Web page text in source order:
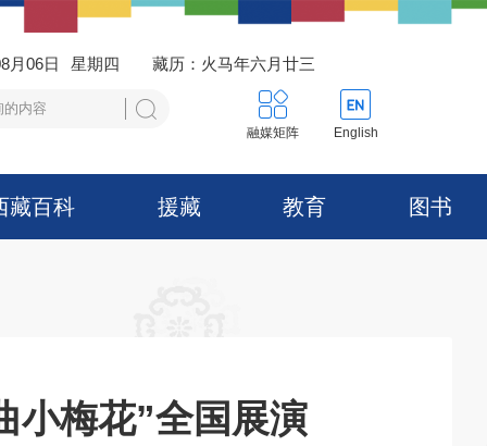
月06日 星期四 藏历：火马年六月廿三
融媒矩阵 English
藏百科 援藏 教育 图书
小梅花”全国展演